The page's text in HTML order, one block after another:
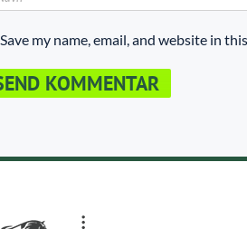
Save my name, email, and website in